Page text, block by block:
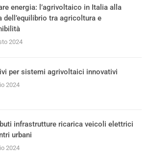
energia: l’agrivoltaico in Italia alla
dell’equilibrio tra agricoltura e
2024
per sistemi agrivoltaici innovativi
2024
infrastrutture ricarica veicoli elettrici
urbani
2024